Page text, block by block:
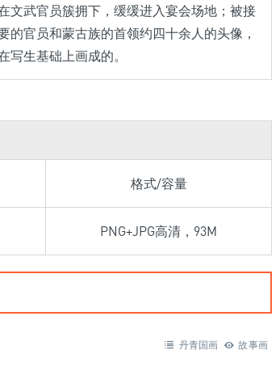
文武官员簇拥下，缓缓进入宴会场地；被接
官员和蒙古族的首领约四十余人的头像，
生基础上画成的。
格式/容量
PNG+JPG高清，93M
故事画
丹青国画